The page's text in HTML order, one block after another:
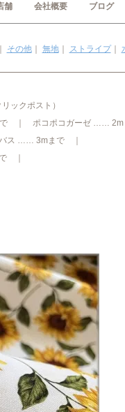
舗 会社概要 ブログ
その他｜ 無地｜ ストライプ｜
ックポスト）
｜ ポコポコガーゼ …… 2m
ス …… 3mまで ｜
で ｜